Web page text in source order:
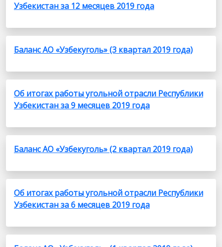
Узбекистан за 12 месяцев 2019 года
Баланс АО «Узбекуголь» (3 квартал 2019 года)
Об итогах работы угольной отрасли Республики
Узбекистан за 9 месяцев 2019 года
Баланс АО «Узбекуголь» (2 квартал 2019 года)
Об итогах работы угольной отрасли Республики
Узбекистан за 6 месяцев 2019 года